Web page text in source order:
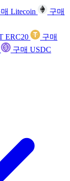
Litecoin
구매
ERC20
구매
구매 USDC